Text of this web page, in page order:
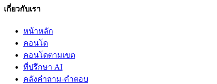
เกี่ยวกับเรา
หน้าหลัก
คอนโด
คอนโดตามเขต
ที่ปรึกษา AI
คลังคำถาม-คำตอบ